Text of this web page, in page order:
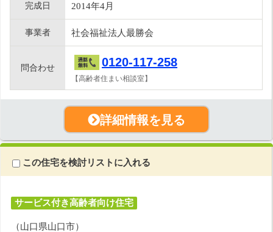
完成日 2014年4月
事業者 社会福祉法人最勝会
問合わせ 0120-117-258
【高齢者住まい相談室】
詳細情報を見る
この住宅を検討リストに入れる
サービス付き高齢者向け住宅
（山口県山口市）